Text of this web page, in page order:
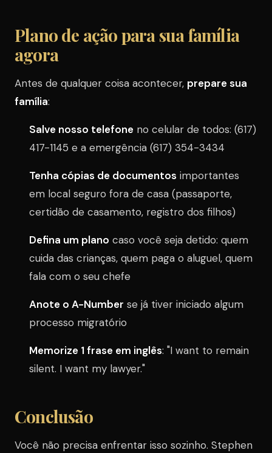
Plano de ação para sua família
agora
Antes de qualquer coisa acontecer, prepare sua
família:
Salve nosso telefone no celular de todos: (617)
417-1145 e a emergência (617) 354-3434
Tenha cópias de documentos importantes
em local seguro fora de casa (passaporte,
certidão de casamento, registro dos filhos)
Defina um plano caso você seja detido: quem
cuida das crianças, quem paga o aluguel, quem
fala com o seu chefe
Anote o A-Number se já tiver iniciado algum
processo migratório
Memorize 1 frase em inglês: "I want to remain
silent. I want my lawyer."
Conclusão
Você não precisa enfrentar isso sozinho. Stephen